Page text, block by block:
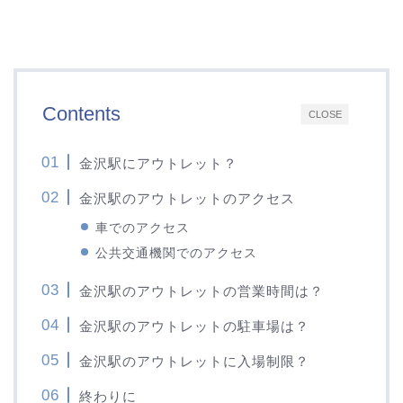
CLOSE
Contents
金沢駅にアウトレット？
金沢駅のアウトレットのアクセス
車でのアクセス
公共交通機関でのアクセス
金沢駅のアウトレットの営業時間は？
金沢駅のアウトレットの駐車場は？
金沢駅のアウトレットに入場制限？
終わりに